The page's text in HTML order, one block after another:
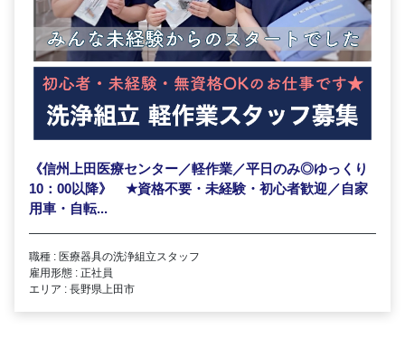
《信州上田医療センター／軽作業／平日のみ◎ゆっくり
10：00以降》 ★資格不要・未経験・初心者歓迎／自家
用車・自転...
職種 : 医療器具の洗浄組立スタッフ
雇用形態 : 正社員
エリア : 長野県上田市